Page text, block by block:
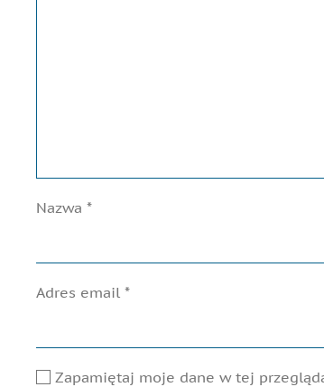
Nazwa *
Adres email *
Zapamiętaj moje dane w tej